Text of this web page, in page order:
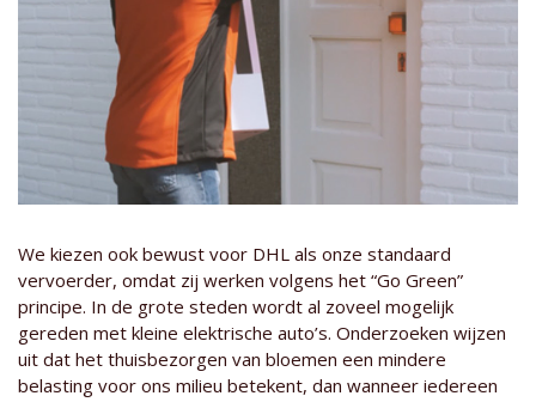
We kiezen ook bewust voor DHL als onze standaard
vervoerder, omdat zij werken volgens het “Go Green”
principe. In de grote steden wordt al zoveel mogelijk
gereden met kleine elektrische auto’s. Onderzoeken wijzen
uit dat het thuisbezorgen van bloemen een mindere
belasting voor ons milieu betekent, dan wanneer iedereen